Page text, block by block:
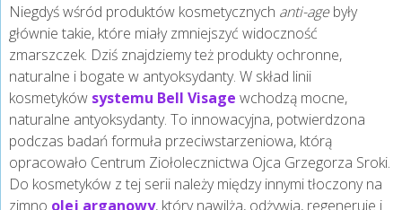
Niegdyś wśród produktów kosmetycznych anti-agebyły
głównie takie, które miały zmniejszyć widoczność
zmarszczek. Dziś znajdziemy też produkty ochronne,
naturalne i bogate w antyoksydanty. W skład linii
kosmetyków systemu Bell Visage wchodzą mocne,
naturalne antyoksydanty. To innowacyjna, potwierdzona
podczas badań formuła przeciwstarzeniowa, którą
opracowało Centrum Ziołolecznictwa Ojca Grzegorza Sroki.
Do kosmetyków z tej serii należy między innymi tłoczony na
zimno olej arganowy, który nawilża, odżywia, regeneruje i